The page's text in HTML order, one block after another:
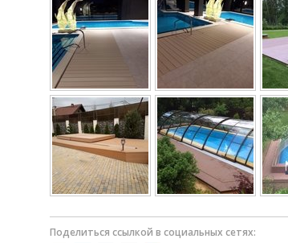
Поделиться ссылкой в социальных сетях: